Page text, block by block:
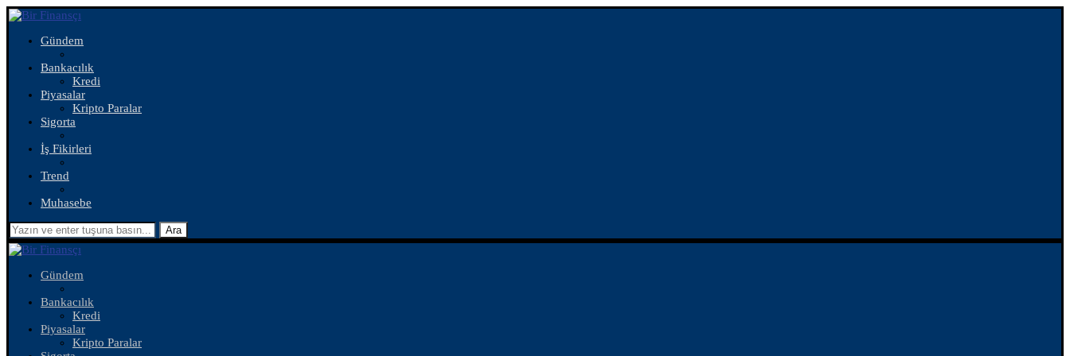
Gündem
Bankacılık
Kredi
Piyasalar
Kripto Paralar
Sigorta
İş Fikirleri
Trend
Muhasebe
Ara
Gündem
Bankacılık
Kredi
Piyasalar
Kripto Paralar